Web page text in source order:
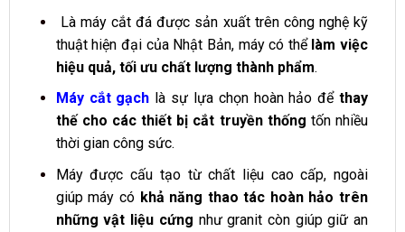
Là máy cắt đá được sản xuất trên công nghệ kỹ
thuật hiện đại của Nhật Bản, máy có thểlàm việc
hiệu quả, tối ưu chất lượng thành phẩm.
Máy cắt gạch là sự lựa chọn hoàn hảo để thay
thế cho các thiết bị cắt truyền thống tốn nhiều
thời gian công sức.
Máy được cấu tạo từ chất liệu cao cấp, ngoài
giúp máy cókhả năng thao tác hoàn hảo trên
những vật liệu cứng như granit còn giúp giữ an